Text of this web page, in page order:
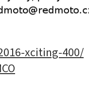
xciting-400/